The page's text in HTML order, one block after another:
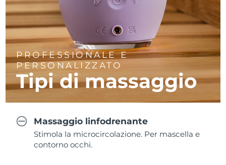
PROFESSIONALE E
PERSONALIZZATO
Tipi di massaggio
Massaggio linfodrenante
Stimola la microcircolazione. Per mascella e
contorno occhi.